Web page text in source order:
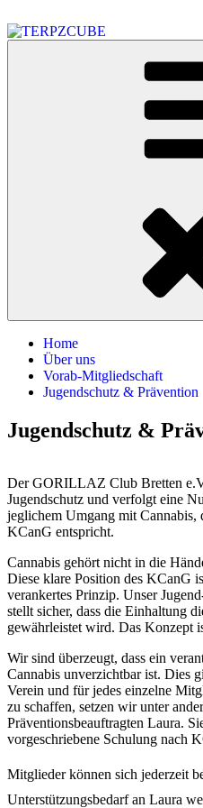
Inhalt
springen
Anbauvereinigung nach KCanG
Home
Über uns
Vorab-Mitgliedschaft
Jugendschutz & Prävention
Jugendschutz &
Der GORILLAZ Club Bretten
Jugendschutz und verfolgt eine
jeglichem Umgang mit Cannabis,
KCanG entspricht.
Cannabis gehört nicht in die
Diese klare Position des KCanG
verankertes Prinzip. Unser
stellt sicher, dass die Einhaltung
gewährleistet wird. Das Konzept
Wir sind überzeugt, dass ein
Cannabis unverzichtbar ist. Dies
Verein und für jedes einzelne
zu schaffen, setzen wir unter
Präventionsbeauftragten Laura.
vorgeschriebene Schulung nach
Mitglieder können sich jederzeit
Unterstützungsbedarf an Laura